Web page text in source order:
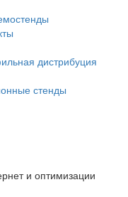
дистрибуция
стенды
и оптимизации